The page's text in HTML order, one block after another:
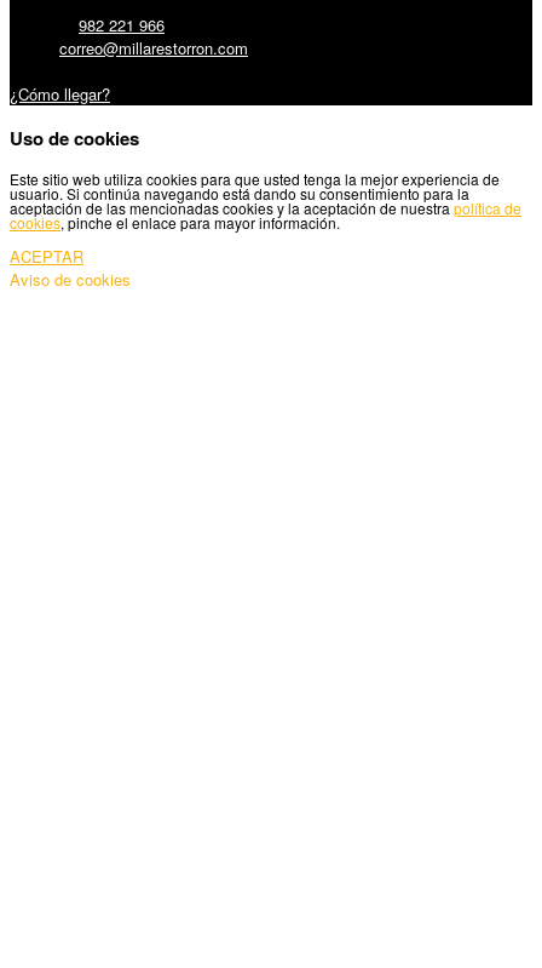
982 221 966
correo@millarestorron.com
¿Cómo llegar?
Uso de cookies
Este sitio web utiliza cookies para que usted tenga la mejor experiencia de
usuario. Si continúa navegando está dando su consentimiento para la
aceptación de las mencionadas cookies y la aceptación de nuestra política de
cookies, pinche el enlace para mayor información.
ACEPTAR
Aviso de cookies